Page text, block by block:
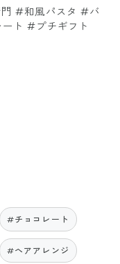
#和風パスタ #バ
ト #プチギフト
#チョコレート
#ヘアアレンジ